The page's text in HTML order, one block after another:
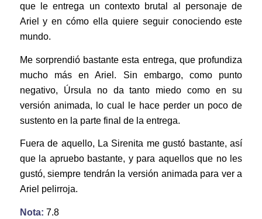
que le entrega un contexto brutal al personaje de
Ariel y en cómo ella quiere seguir conociendo este
mundo.
Me sorprendió bastante esta entrega, que profundiza
mucho más en Ariel. Sin embargo, como punto
negativo, Úrsula no da tanto miedo como en su
versión animada, lo cual le hace perder un poco de
sustento en la parte final de la entrega.
Fuera de aquello, La Sirenita me gustó bastante, así
que la apruebo bastante, y para aquellos que no les
gustó, siempre tendrán la versión animada para ver a
Ariel pelirroja.
Nota: 7.8